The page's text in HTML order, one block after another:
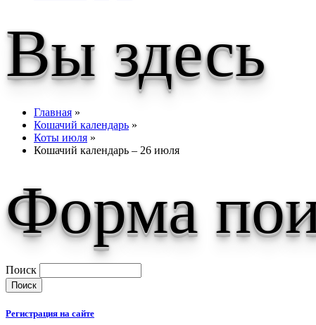
Вы здесь
Главная »
Кошачий календарь »
Коты июля »
Кошачий календарь – 26 июля
Форма
Поиск
Регистрация на сайте